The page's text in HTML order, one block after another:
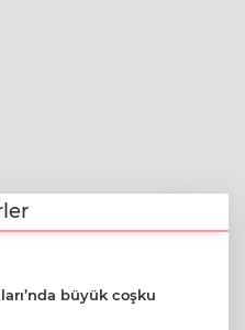
büyük coşku